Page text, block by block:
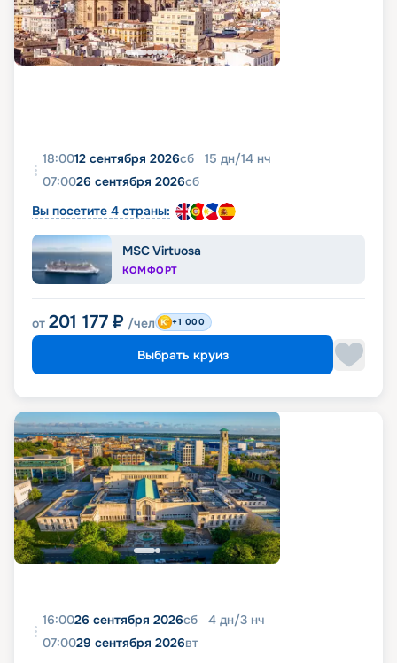
18:0012 сентября 2026сб 15 дн/14 нч
07:0026 сентября 2026сб
Вы посетите 4 страны:
MSC Virtuosa
КОМФОРТ
от 201 177 ₽ /чел +1 000
Выбрать круиз
16:0026 сентября 2026сб 4 дн/3 нч
07:0029 сентября 2026вт